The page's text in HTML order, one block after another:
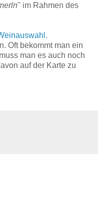
" im Rahmen des
.
Oft bekommt man ein
man es auch noch
auf der Karte zu